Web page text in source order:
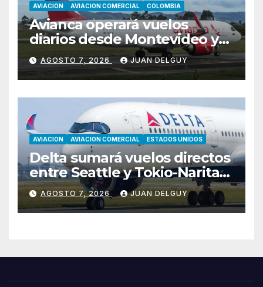
AVIACION AVIACION COMERCIAL COLOMBIA
Avianca operará vuelos
diarios desde Montevideo y
Asunción hacia Bogotá
AGOSTO 7, 2026 JUAN DELGUY
AVIACION AVIACION COMERCIAL ESTADOS UNIDOS
Delta sumará vuelos directos
entre Seattle y Tokio-Narita
desde marzo de 2027
AGOSTO 7, 2026 JUAN DELGUY